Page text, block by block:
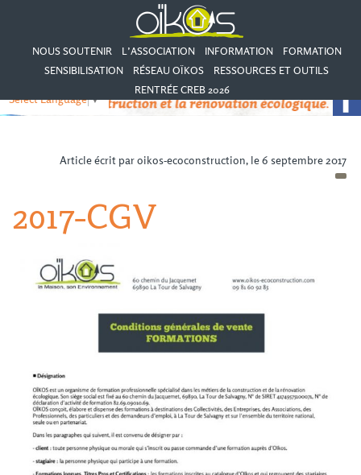
NOUS SOUTENIR L’ASSOCIATION INFORMATION
FORMATION
SENSIBILISATION
RÉSEAU OÏKOS
RESSOURCES ET OUTILS
RENTRÉE CREB 2026
Select Language▼
Article écrit par oikos-ecoconstruction, le 6 septembre 2017
2017-CGV